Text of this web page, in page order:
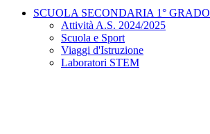
SCUOLA SECONDARIA 1° GRADO
Attività A.S. 2024/2025
Scuola e Sport
Viaggi d'Istruzione
Laboratori STEM